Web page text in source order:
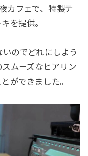
カフェで、特製テ
を提供。
のでどれにしよう
ムーズなヒアリン
ができました。